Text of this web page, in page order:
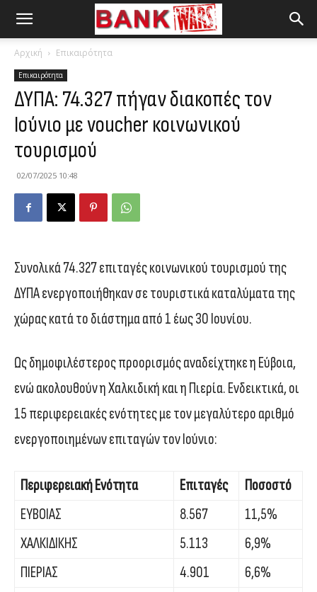
Αρχική Επικαιρότητα
Επικαιρότητα
ΔΥΠΑ: 74.327 πήγαν διακοπές τον
Ιούνιο με voucher κοινωνικού
τουρισμού
02/07/2025 10:48
Συνολικά 74.327 επιταγές κοινωνικού τουρισμού της
ΔΥΠΑ ενεργοποιήθηκαν σε τουριστικά καταλύματα της
χώρας κατά το διάστημα από 1 έως 30 Ιουνίου.
Ως δημοφιλέστερος προορισμός αναδείχτηκε η Εύβοια,
ενώ ακολουθούν η Χαλκιδική και η Πιερία. Ενδεικτικά, οι
15 περιφερειακές ενότητες με τον μεγαλύτερο αριθμό
ενεργοποιημένων επιταγών τον Ιούνιο:
Περιφερειακή Ενότητα Επιταγές
Ποσοστό
ΕΥΒΟΙΑΣ
8.567
11,5%
ΧΑΛΚΙΔΙΚΗΣ
5.113
6,9%
ΠΙΕΡΙΑΣ
4.901
6,6%